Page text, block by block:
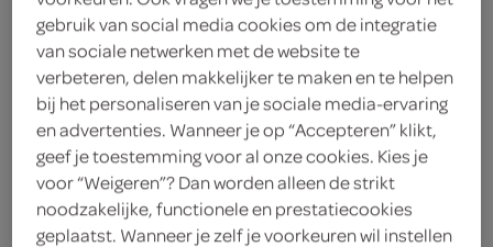
6 eetlepels sinaasappelsap
6 eetlepels sherry
18 gedroogde pruimen zonder pit
kies je winkel
gebruik van social media cookies om de integratie
van sociale netwerken met de website te
verbeteren, delen makkelijker te maken en te helpen
bij het personaliseren van je sociale media-ervaring
en advertenties. Wanneer je op “Accepteren” klikt,
geef je toestemming voor al onze cookies. Kies je
voor “Weigeren”? Dan worden alleen de strikt
noodzakelijke, functionele en prestatiecookies
geplaatst. Wanneer je zelf je voorkeuren wil instellen